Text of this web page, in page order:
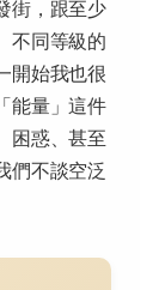
街，跟至少
不同等級的
開始我也很
能量」這件
困惑、甚至
們不談空泛